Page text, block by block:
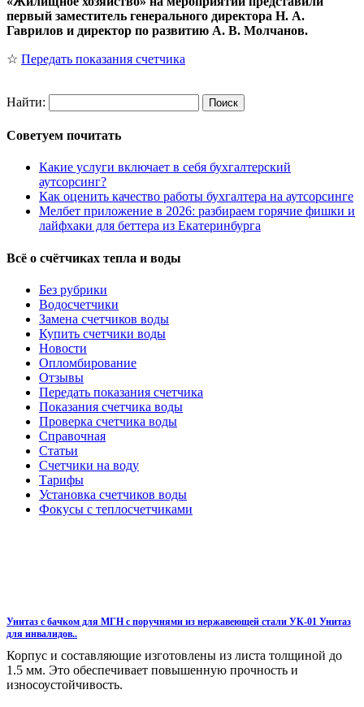
первый заместитель генерального директора Н. А.
Гаврилов и директор по развитию А. В. Молчанов.
☆ Передать показания счетчика
Найти:
Советуем почитать
Какие услуги включает в себя бухгалтерский
аутсорсинг?
Как оценить качество работы бухгалтера на аутсорсинге
Мелбет приложение в 2026: разбираем горячие фишки и
лайфхаки для беттера из Екатеринбурга
Всё о счётчиках тепла и воды
Без рубрики
Водосчетчики
Замена счетчиков воды
Купить счетчики воды
Новости
Опломбирование
Отзывы
Передать показания счетчика
Показания счетчика воды
Проверка счетчика воды
Справочная
Статьи
Счетчики на воду
Тарифы
Установка счетчиков воды
Фокусы с теплосчетчиками
Унитаз с бачком для МГН с поручнями из нержавеющей стали УК-01 Унитаз
для инвалидов..
Корпус и составляющие изготовлены из листа толщиной до
1.5 мм. Это обеспечивает повышенную прочность и
износоустойчивость.